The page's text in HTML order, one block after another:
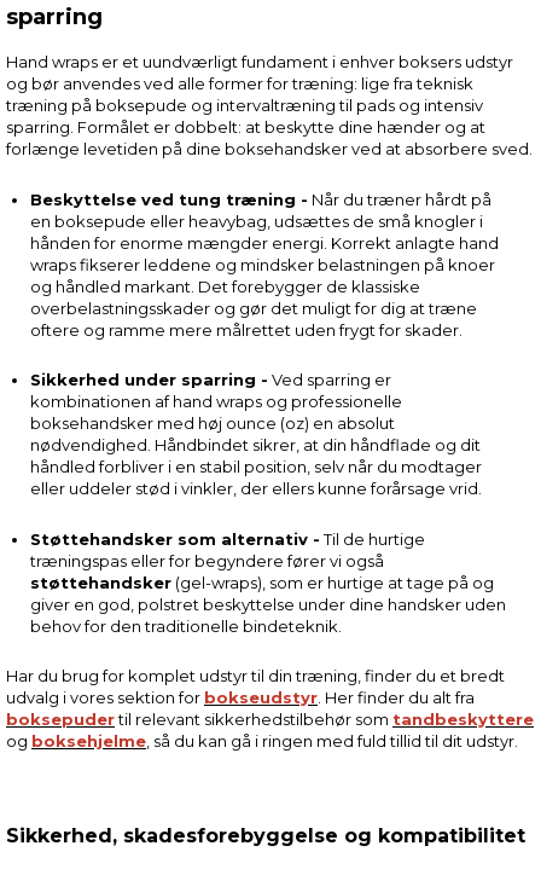
sparring
Hand wraps er et uundværligt fundament i enhver boksers udstyr
og bør anvendes ved alle former for træning: lige fra teknisk
træning på boksepude og intervaltræning til pads og intensiv
sparring. Formålet er dobbelt: at beskytte dine hænder og at
forlænge levetiden på dine boksehandsker ved at absorbere sved.
Beskyttelse ved tung træning - Når du træner hårdt på
en boksepude eller heavybag, udsættes de små knogler i
hånden for enorme mængder energi. Korrekt anlagte hand
wraps fikserer leddene og mindsker belastningen på knoer
og håndled markant. Det forebygger de klassiske
overbelastningsskader og gør det muligt for dig at træne
oftere og ramme mere målrettet uden frygt for skader.
Sikkerhed under sparring - Ved sparring er
kombinationen af hand wraps og professionelle
boksehandsker med høj ounce (oz) en absolut
nødvendighed. Håndbindet sikrer, at din håndflade og dit
håndled forbliver i en stabil position, selv når du modtager
eller uddeler stød i vinkler, der ellers kunne forårsage vrid.
Støttehandsker som alternativ -Til de hurtige
træningspas eller for begyndere fører vi også
støttehandsker (gel-wraps), som er hurtige at tage på og
giver en god, polstret beskyttelse under dine handsker uden
behov for den traditionelle bindeteknik.
Har du brug for komplet udstyr til din træning, finder du et bredt
udvalg i vores sektion for bokseudstyr . Her finder du alt fra
boksepudertil relevant sikkerhedstilbehør som tandbeskyttere
og boksehjelme , så du kan gå i ringen med fuld tillid til dit udstyr.
Sikkerhed, skadesforebyggelse og kompatibilitet